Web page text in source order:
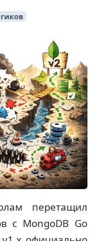
перетащил
с MongoDB Go